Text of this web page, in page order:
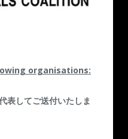
organisations:
表してご送付いたしま